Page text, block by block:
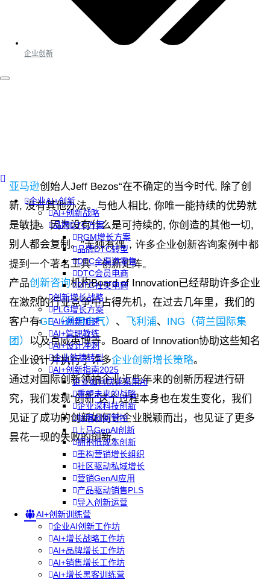
企业AI+创新
AI+创新战略
品牌DTC方案
RGM增长方案
品牌DTC转型
DTC全渠道零售
DTC会员电商
DTC社交电商
创新增长战略
PLG增长方案
AI+创新加速
AI+管理教练
AI+设计冲刺
企业敏捷转型
AI+创新指南2025
企业如何快速采用AI
重塑未来的战略
企业深科技创新
加强创新管控
上马GenAI创新
拥抱低成本创新
重构营销增长组织
社区驱动私域增长
营销GenAI应用
产品驱动销售PLS
导入创新运营
AI+创新训练营
企业AI创新工作坊
AI+增长战略工作坊
AI+品牌增长工作坊
AI+销售增长工作坊
AI+增长黑客训练营
企业创新
亚马逊创始人Jeff Bezos“在不确定的当今时代, 除了创
新,没有其他办法。与他人相比, 你唯一能持续的优势就
是敏捷。因为没有什么是可持续的, 你创造的其他一切,
别人都会复制。”无独有偶，许多企业创新咨询案例中都
提到一个著名工具：创新矩阵。
产品创新咨询机构Board of Innovation已经帮助许多企业
在激烈的行业竞争中占得先机，在过去几年里，我们的
客户有GE（通用电气） 、 飞利浦、 ING （荷兰国际集
团） 以及百威英博等。 Board of Innovation协助这些知名
企业设计并执行了许多企业创新增长策略。
通过对国际创新领袖企业近些年来的创新历程进行研
究，我们发现“创新”这个过程本身也在发生变化，我们
见证了成功的创新如何让企业脱颖而出，也见证了更多
昙花一现的失败的创新。